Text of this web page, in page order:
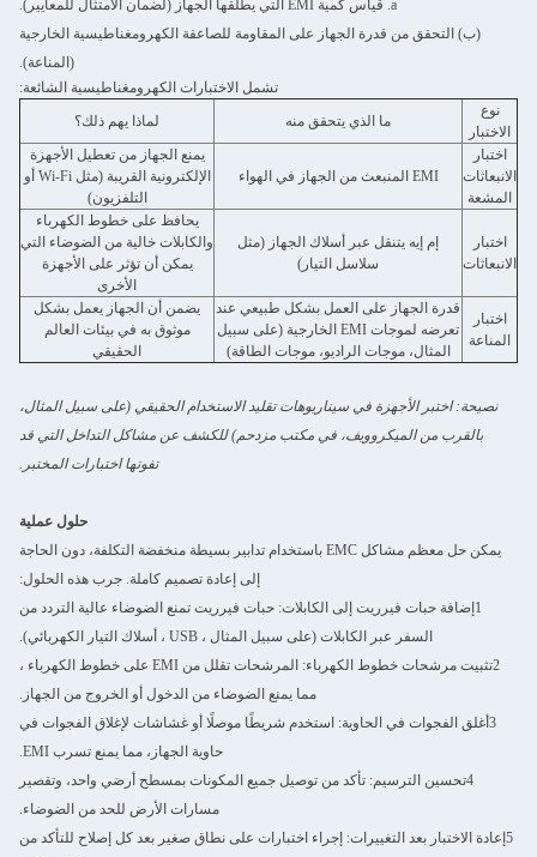
a. قياس كمية EMI التي يطلقها الجهاز (لضمان الامتثال للمعايير).
(ب) التحقق من قدرة الجهاز على المقاومة للصاعقة الكهرومغناطيسية الخارجية
(المناعة).
تشمل الاختبارات الكهرومغناطيسية الشائعة:
نوع
الاختبار
ما الذي يتحقق منه
لماذا يهم ذلك؟
اختبار
الانبعاثات
المشعة
EMI المنبعث من الجهاز في الهواء
يمنع الجهاز من تعطيل الأجهزة
الإلكترونية القريبة (مثل Wi-Fi أو
التلفزيون)
اختبار
الانبعاثات
إم إيه يتنقل عبر أسلاك الجهاز (مثل
سلاسل التيار)
يحافظ على خطوط الكهرباء
والكابلات خالية من الضوضاء التي
يمكن أن تؤثر على الأجهزة
الأخرى
اختبار
المناعة
قدرة الجهاز على العمل بشكل طبيعي عند
تعرضه لموجات EMI الخارجية (على سبيل
المثال، موجات الراديو، موجات الطاقة)
يضمن أن الجهاز يعمل بشكل
موثوق به في بيئات العالم
الحقيقي
نصيحة: اختبر الأجهزة في سيناريوهات تقليد الاستخدام الحقيقي (على سبيل المثال،
بالقرب من الميكروويف، في مكتب مزدحم) للكشف عن مشاكل التداخل التي قد
تفوتها اختبارات المختبر.
حلول عملية
يمكن حل معظم مشاكل EMC باستخدام تدابير بسيطة منخفضة التكلفة، دون الحاجة
إلى إعادة تصميم كاملة. جرب هذه الحلول:
1إضافة حبات فيرريت إلى الكابلات: حبات فيرريت تمنع الضوضاء عالية التردد من
السفر عبر الكابلات (على سبيل المثال ، USB ، أسلاك التيار الكهربائي).
2تثبيت مرشحات خطوط الكهرباء: المرشحات تقلل من EMI على خطوط الكهرباء ،
مما يمنع الضوضاء من الدخول أو الخروج من الجهاز.
3أغلق الفجوات في الحاوية: استخدم شريطًا موصلًا أو غشاشات لإغلاق الفجوات في
حاوية الجهاز، مما يمنع تسرب EMI.
4تحسين الترسيم: تأكد من توصيل جميع المكونات بمسطح أرضي واحد، وتقصير
مسارات الأرض للحد من الضوضاء.
5إعادة الاختبار بعد التغييرات: إجراء اختبارات على نطاق صغير بعد كل إصلاح للتأكد من